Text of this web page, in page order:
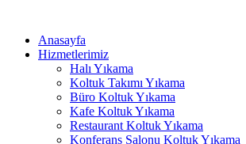
panel
paketleri
Anasayfa
Hizmetlerimiz
Halı Yıkama
Koltuk Takımı Yıkama
Büro Koltuk Yıkama
Kafe Koltuk Yıkama
Restaurant Koltuk Yıkama
Konferans Salonu Koltuk Yıkama